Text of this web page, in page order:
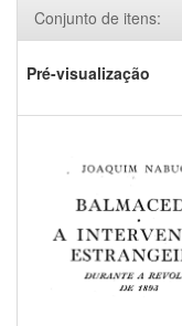
Conjunto de itens:
Pré-visualização